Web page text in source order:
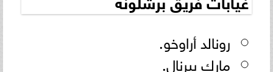
رونالد أراوخو.
مارك بيرنال.